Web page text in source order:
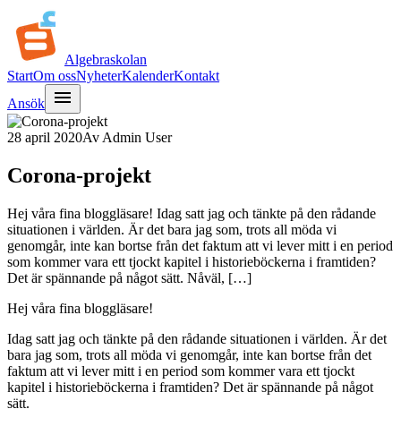
Algebraskolan
StartOm ossNyheterKalenderKontakt
Ansök
menu
28 april 2020Av Admin User
Corona-projekt
Hej våra fina bloggläsare! Idag satt jag och tänkte på den rådande
situationen i världen. Är det bara jag som, trots all möda vi
genomgår, inte kan bortse från det faktum att vi lever mitt i en period
som kommer vara ett tjockt kapitel i historieböckerna i framtiden?
Det är spännande på något sätt. Nåväl, […]
Hej våra fina bloggläsare!
Idag satt jag och tänkte på den rådande situationen i världen. Är det
bara jag som, trots all möda vi genomgår, inte kan bortse från det
faktum att vi lever mitt i en period som kommer vara ett tjockt
kapitel i historieböckerna i framtiden? Det är spännande på något
sätt.